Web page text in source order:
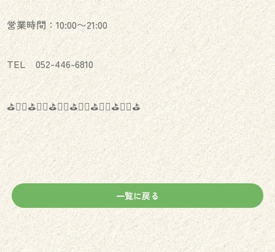
営業時間：10:00〜21:00
TEL 052-446-6810
⛳️🏌️‍♂️⛳️🏌️‍♀️⛳️🏌️‍♂️⛳️🏌️‍♀️⛳️🏌️‍♂️⛳️🏌️‍♀️⛳️
一覧に戻る